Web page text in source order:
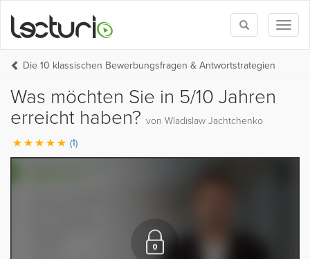
Toggle
search
Die 10 klassischen Bewerbungsfragen & Antwortstrategien
Was möchten Sie in 5/10 Jahren
erreicht haben? von Wladislaw Jachtchenko
(1)